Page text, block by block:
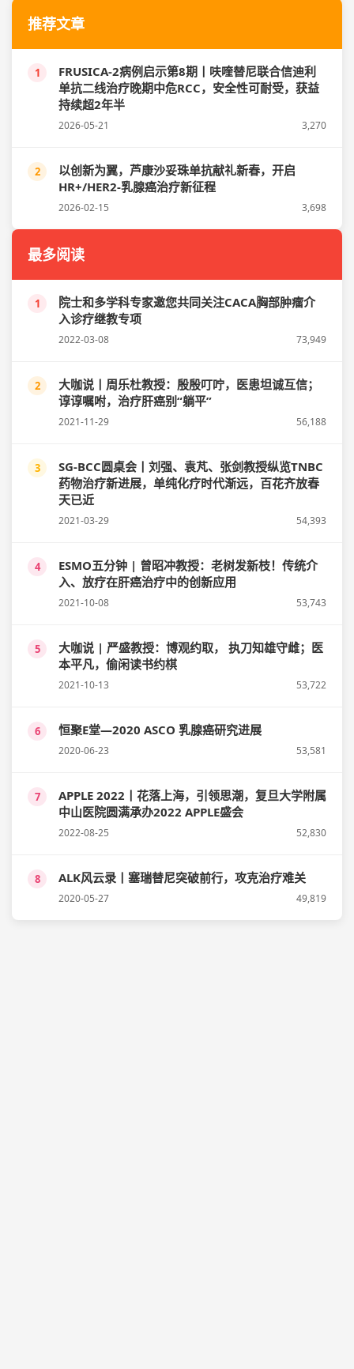
推荐文章
1
FRUSICA-2病例启示第8期丨呋喹替尼联合信迪利
单抗二线治疗晚期中危RCC，安全性可耐受，获益
持续超2年半
2026-05-21 3,270
2
以创新为翼，芦康沙妥珠单抗献礼新春，开启
HR+/HER2-乳腺癌治疗新征程
2026-02-15 3,698
最多阅读
1
院士和多学科专家邀您共同关注CACA胸部肿瘤介
入诊疗继教专项
2022-03-08 73,949
2
大咖说丨周乐杜教授：殷殷叮咛，医患坦诚互信；
谆谆嘱咐，治疗肝癌别“躺平”
2021-11-29 56,188
3
SG-BCC圆桌会丨刘强、袁芃、张剑教授纵览TNBC
药物治疗新进展，单纯化疗时代渐远，百花齐放春
天已近
2021-03-29 54,393
4
ESMO五分钟 | 曾昭冲教授：老树发新枝！传统介
入、放疗在肝癌治疗中的创新应用
2021-10-08 53,743
5
大咖说 | 严盛教授：博观约取， 执刀知雄守雌；医
本平凡，偷闲读书约棋
2021-10-13 53,722
6 恒聚E堂—2020 ASCO 乳腺癌研究进展
2020-06-23 53,581
7
APPLE 2022丨花落上海，引领思潮，复旦大学附属
中山医院圆满承办2022 APPLE盛会
2022-08-25 52,830
8 ALK风云录丨塞瑞替尼突破前行，攻克治疗难关
2020-05-27 49,819